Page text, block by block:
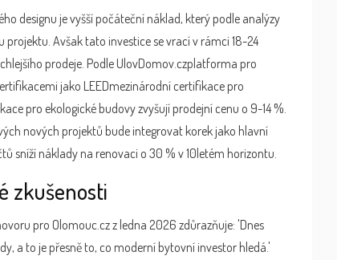
designu je vyšší počáteční náklad, který podle analýzy
Avšak tato investice se vrací v rámci 18-24
prodeje. Podle UlovDomov.czplatforma pro
jako LEEDmezinárodní certifikace pro
pro ekologické budovyzvyšují prodejní cenu o 9-14 %.
nových projektů bude integrovat korek jako hlavní
sníží náklady na renovaci o 30 % v 10letém horizontu.
zkušenosti
pro Olomouc.cz z ledna 2026 zdůrazňuje: 'Dnes
a to je přesně to, co moderní bytovní investor hledá.'